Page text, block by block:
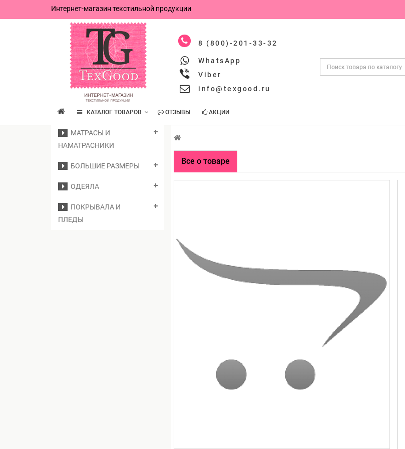
Интернет-магазин текстильной продукции
8 (800)-201-33-32
WhatsApp
Viber
info@texgood.ru
КАТАЛОГ ТОВАРОВ ОТЗЫВЫ АКЦИИ
МАТРАСЫ И
НАМАТРАСНИКИ
БОЛЬШИЕ РАЗМЕРЫ
ОДЕЯЛА
ПОКРЫВАЛА И
ПЛЕДЫ
Все о товаре